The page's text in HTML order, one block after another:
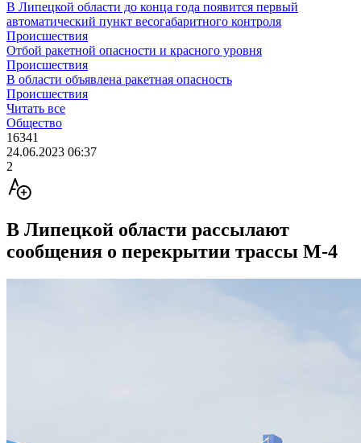
В Липецкой области до конца года появится первый
автоматический пункт весогабаритного контроля
Происшествия
Отбой ракетной опасности и красного уровня
Происшествия
В области объявлена ракетная опасность
Происшествия
Читать все
Общество
16341
24.06.2023 06:37
2
В Липецкой области рассылают
сообщения о перекрытии трассы М-4